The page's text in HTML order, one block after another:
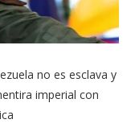
no es esclava y
imperial con